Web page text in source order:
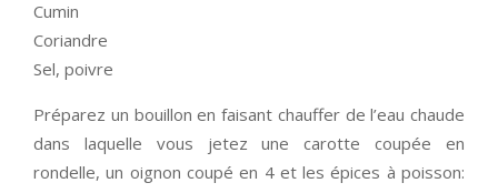
Cumin
Coriandre
Sel, poivre
Préparez un bouillon en faisant chauffer de l’eau chaude
dans laquelle vous jetez une carotte coupée en
rondelle, un oignon coupé en 4 et les épices à poisson: